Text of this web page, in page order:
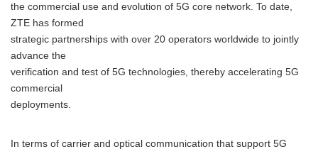
the commercial use and evolution of 5G core network. To date,
ZTE has formed
strategic partnerships with over 20 operators worldwide to jointly
advance the
verification and test of 5G technologies, thereby accelerating 5G
commercial
deployments.
In terms of carrier and optical communication that support 5G